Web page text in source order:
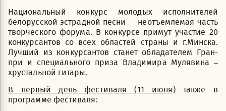
Национальный конкурс молодых исполнителей
белорусской эстрадной песни – неотъемлемая часть
творческого форума. В конкурсе примут участие 20
конкурсантов со всех областей страны и г.Минска.
Лучший из конкурсантов станет обладателем Гран-
при и специального приза Владимира Мулявина –
хрустальной гитары.
В первый день фестиваля (11 июня)также в
программе фестиваля: